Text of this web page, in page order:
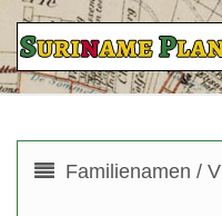
Familienamen / V